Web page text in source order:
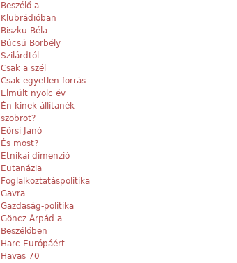
Beszélő a
Klubrádióban
Biszku Béla
Búcsú Borbély
Szilárdtól
Csak a szél
Csak egyetlen forrás
Elmúlt nyolc év
Én kinek állítanék
szobrot?
Eörsi Janó
És most?
Etnikai dimenzió
Eutanázia
Foglalkoztatáspolitika
Gavra
Gazdaság-politika
Göncz Árpád a
Beszélőben
Harc Európáért
Havas 70